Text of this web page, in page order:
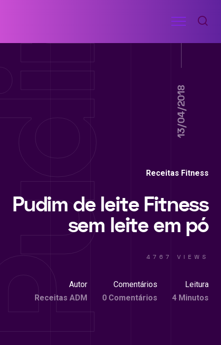
conteúdo
RECEITAS
ACADEMIA
Menu
13/04/2018
Receitas Fitness
Pudim de leite Fitness
sem leite em pó
4767 VIEWS
Autor
Receitas ADM
Comentários
0 Comentários
Leitura
4 Minutos